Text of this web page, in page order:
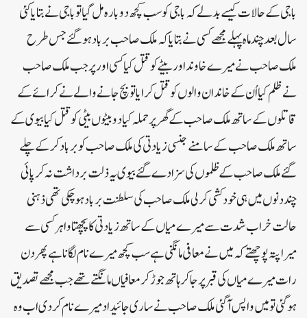
باجی کے حالات کیسے بدلے کہ باجی کو سب کچھ دوبارہ مل گیا تو باجی نے بتایا کئی
سال بعد چند ماہ پہلے مجھے کسی نے بتایا کہ ملک صاحب برباد ہو گئے جس طرح
ملک صاحب نے میرے خاوند اور بیٹے کو قتل کیا کسی اورپر جب ملک صاحب
نے ظلم کیا اُن کے خاندان والوں کو قتل کرایا تو بچ جانے والے نے کرائے کے
قاتلوں کے ساتھ ملک صاحب کے گھر پر حملہ کیا دو بیٹوں بیٹی کو قتل کیا بیوی کے
ساتھ ملک صاحب کے سامنے جنسی زیادتی کی ملک صاحب کو برباد کر کے چلے
گئے ملک صاحب کے ظلموں کی سزا دے گئے بیوی یہ ذلت برداشت نہ کر پائی
چند دنوں میں ہی خود کشی کر لی ملک صاحب کی سلطنت برباد ہو چکی تھی ذہنی
حالت خراب شدت سے میرے میاں کے ساتھ زیادتی کا پچھتاوا ہر کسی سے
میرا پتہ پو چھتے کہ میں نے معافی مانگنی ہے سب کچھ میرے نام لگانا ہے پھر دن
رات میرے میاں کی قبر پر جاکر ہاتھ جوڑ کر معافیاں مانگتے تھے جب مجھے تصدیق
ہو گئی تو میں واپس آگئی ملک صاحب نے ساری جائیداد میرے نام کر دی اب وہ